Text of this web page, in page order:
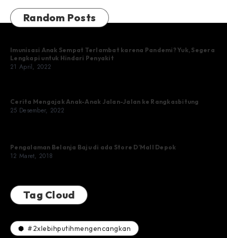
Random Posts
Imunisasi Anak Sempat Terlambat karena Pandemi? Yuk, Segera
Lengkapi untuk Hindari Penyakit
21 April, 2022
Cerita Mengajak Anak-Anak Jalan-Jalan ke Rangkasbitung
25 Desember, 2022
Pengalaman Belanja Baju di ada Store D’Mall Depok
12 Maret, 2018
Tag Cloud
#2xlebihputihmengencangkan